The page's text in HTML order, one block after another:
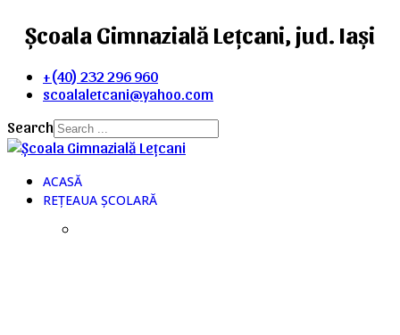
Școala Gimnazială Lețcani, jud. Iași
+(40) 232 296 960
scoalaletcani@yahoo.com
Search
ACASĂ
REȚEAUA ȘCOLARĂ